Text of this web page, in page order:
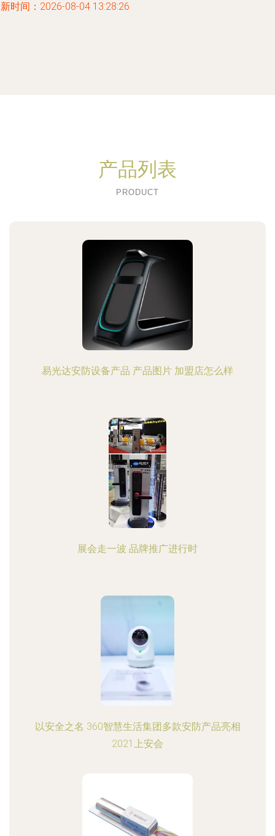
时间：2026-08-04 13:28:26
产品列表
PRODUCT
易光达安防设备产品 产品图片 加盟店怎么样
展会走一波 品牌推广进行时
以安全之名 360智慧生活集团多款安防产品亮相
2021上安会